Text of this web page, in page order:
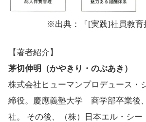
※出典：『[実践]社員教育
【著者紹介】
茅切伸明（かやきり・のぶあき）
株式会社ヒューマンプロデュース
締役。慶應義塾大学 商学部卒業後
社。 その後、（株）日本エル・シー